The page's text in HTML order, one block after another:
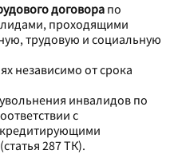
договора по
проходящими
трудовую и социальную
независимо от срока
инвалидов по
с
287 ТК).